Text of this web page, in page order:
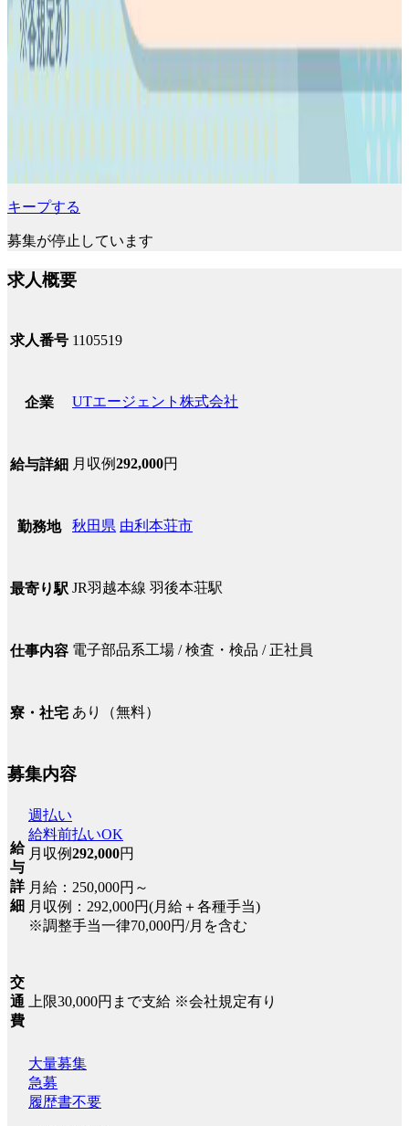
キープする
募集が停止しています
求人概要
求人番号 1105519
企業 UTエージェント株式会社
給与詳細 月収例292,000円
勤務地 秋田県 由利本荘市
最寄り駅 JR羽越本線 羽後本荘駅
仕事内容 電子部品系工場 / 検査・検品 / 正社員
寮・社宅 あり（無料）
募集内容
給
与
詳
細
週払い
給料前払いOK
月収例292,000円
月給：250,000円～
月収例：292,000円(月給＋各種手当)
※調整手当一律70,000円/月を含む
交
通
費
上限30,000円まで支給 ※会社規定有り
大量募集
急募
履歴書不要